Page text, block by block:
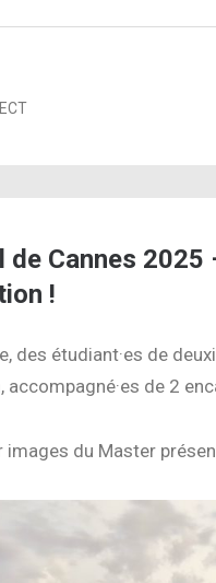
de Cannes
!
des étudiant·es de
accompagné·es de 2
du Master